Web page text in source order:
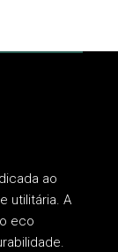
ao
utilitária. A
eco